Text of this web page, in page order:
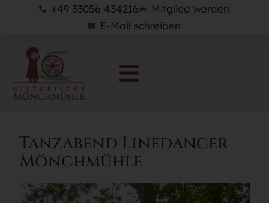
+49 33056 434216
Mitglied werden
E-Mail schreiben
Tanzabend Linedancer
Mönchmühle